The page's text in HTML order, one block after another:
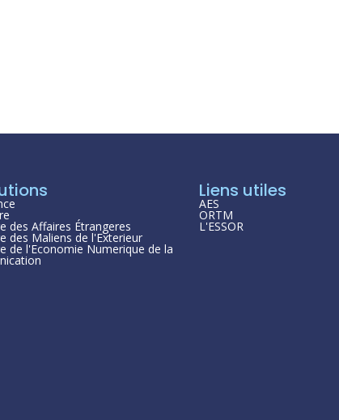
des Affaires Étrangeres
des Maliens de l'Exterieur
de l'Economie Numerique de la
Liens utiles
AES
ORTM
L'ESSOR